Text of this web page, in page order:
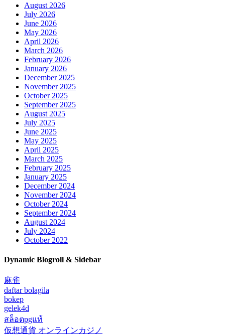
August 2026
July 2026
June 2026
May 2026
April 2026
March 2026
February 2026
January 2026
December 2025
November 2025
October 2025
September 2025
August 2025
July 2025
June 2025
May 2025
April 2025
March 2025
February 2025
January 2025
December 2024
November 2024
October 2024
September 2024
August 2024
July 2024
October 2022
Dynamic Blogroll & Sidebar
麻雀
daftar bolagila
bokep
gelek4d
สล็อตpgแท้
仮想通貨 オンラインカジノ